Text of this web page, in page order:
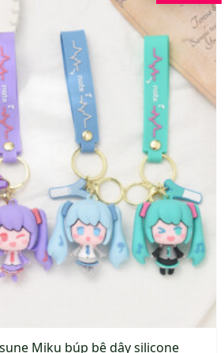
Miku búp bê dây silicone